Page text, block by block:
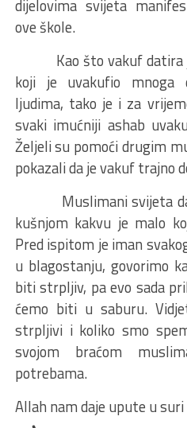
dijelovima svijeta
ove škole.
Kao što vakuf datira
koji je uvakufio mnoga
ljudima, tako je i za
svaki imućniji ashab
Željeli su pomoći drugim
pokazali da je vakuf trajno
Muslimani svijeta
kušnjom kakvu je malo
Pred ispitom je iman
u blagostanju, govorimo
biti strpljiv, pa evo sada
ćemo biti u saburu.
strpljivi i koliko smo
svojom braćom
potrebama.
Allah nam daje upute u suri